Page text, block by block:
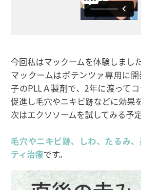
今回私はマックームを体験しまし
マックームはポテンツァ専用に
子のPLLＡ製剤で、2年に渡って
促進し毛穴やニキビ跡などに効果
次はエクソソームを試してみる予定
毛穴やニキビ跡、しわ、たるみ
ティ治療です。